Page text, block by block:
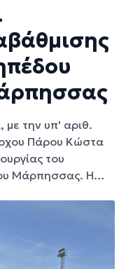
με την υπ' αριθ.
Πάρου Κώστα
του
Μάρπησσας. Η…